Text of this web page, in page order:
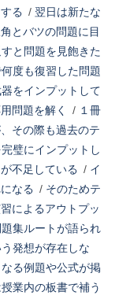
る / 翌日は新たな
とバツの問題に目
と問題を見飽きた
度も復習した問題
をインプットして
問題を解く
/ １冊
その際も過去のテ
璧にインプットし
不足している / イ
なる / そのためテ
によるアウトプッ
集ルートが語られ
発想が存在しな
る例題や公式が掲
業内の板書で補う